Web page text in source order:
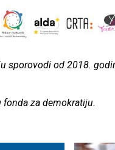
sporovodi od 2018.
za demokratiju.